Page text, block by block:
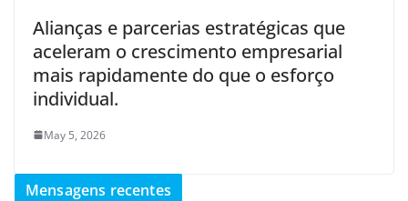
Alianças e parcerias estratégicas que
aceleram o crescimento empresarial
mais rapidamente do que o esforço
individual.
May 5, 2026
Mensagens recentes